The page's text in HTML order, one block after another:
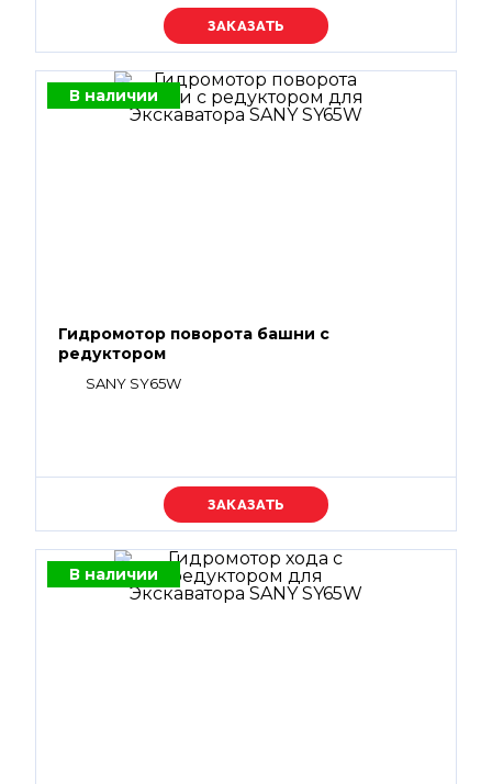
Уточняйте цену
В наличии
Гидромотор поворота башни с
редуктором
SANY SY65W
Уточняйте цену
В наличии